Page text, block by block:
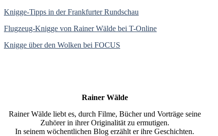
Knigge-Tipps in der Frankfurter Rundschau
Flugzeug-Knigge von Rainer Wälde bei T-Online
Knigge über den Wolken bei FOCUS
Rainer Wälde
Rainer Wälde liebt es, durch Filme, Bücher und Vorträge seine
Zuhörer in ihrer Originalität zu ermutigen.
In seinem wöchentlichen Blog erzählt er ihre Geschichten.